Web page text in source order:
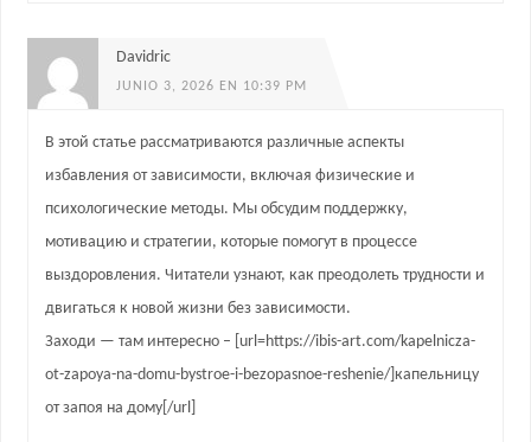
Davidric
JUNIO 3, 2026 EN 10:39 PM
В этой статье рассматриваются различные аспекты
избавления от зависимости, включая физические и
психологические методы. Мы обсудим поддержку,
мотивацию и стратегии, которые помогут в процессе
выздоровления. Читатели узнают, как преодолеть трудности и
двигаться к новой жизни без зависимости.
Заходи — там интересно – [url=https://ibis-art.com/kapelnicza-
ot-zapoya-na-domu-bystroe-i-bezopasnoe-reshenie/]капельницу
от запоя на дому[/url]